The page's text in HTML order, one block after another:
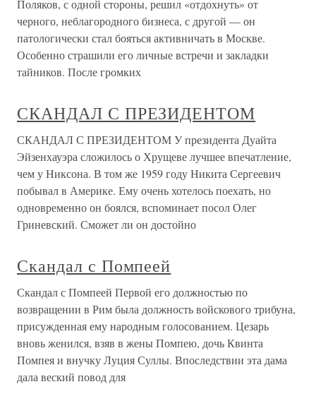
Поляков, с одной стороны, решил «отдохнуть» от
черного, неблагородного бизнеса, с другой — он
патологически стал бояться активничать в Москве.
Особенно страшили его личные встречи и закладки
тайников. После громких
СКАНДАЛ С ПРЕЗИДЕНТОМ
СКАНДАЛ С ПРЕЗИДЕНТОМ У президента Дуайта
Эйзенхауэра сложилось о Хрущеве лучшее впечатление,
чем у Никсона. В том же 1959 году Никита Сергеевич
побывал в Америке. Ему очень хотелось поехать, но
одновременно он боялся, вспоминает посол Олег
Гриневский. Сможет ли он достойно
Скандал с Помпеей
Скандал с Помпеей Первой его должностью по
возвращении в Рим была должность войскового трибуна,
присужденная ему народным голосованием. Цезарь
вновь женился, взяв в жены Помпею, дочь Квинта
Помпея и внучку Луция Суллы. Впоследствии эта дама
дала веский повод для